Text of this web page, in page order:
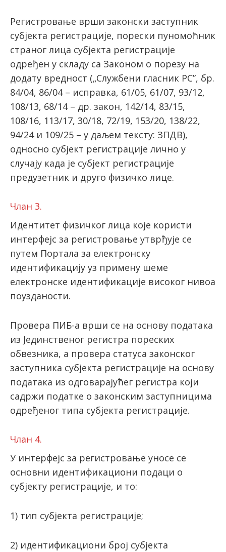
Регистровање врши законски заступник
субјекта регистрације, порески пуномоћник
страног лица субјекта регистрације
одређен у складу са Законом о порезу на
додату вредност („Службени гласник РС”, бр.
84/04, 86/04 – исправка, 61/05, 61/07, 93/12,
108/13, 68/14 – др. закон, 142/14, 83/15,
108/16, 113/17, 30/18, 72/19, 153/20, 138/22,
94/24 и 109/25 – у даљем тексту: ЗПДВ),
односно субјект регистрације лично у
случају када је субјект регистрације
предузетник и друго физичко лице.
Члан 3.
Идентитет физичког лица које користи
интерфејс за регистровање утврђује се
путем Портала за електронску
идентификацију уз примену шеме
електронске идентификације високог нивоа
поузданости.
Провера ПИБ-а врши се на основу података
из Јединственог регистра пореских
обвезника, а провера статуса законског
заступника субјекта регистрације на основу
података из одговарајућег регистра који
садржи податке о законским заступницима
одређеног типа субјекта регистрације.
Члан 4.
У интерфејс за регистровање уносе се
основни идентификациони подаци о
субјекту регистрације, и то:
1) тип субјекта регистрације;
2) идентификациони број субјекта